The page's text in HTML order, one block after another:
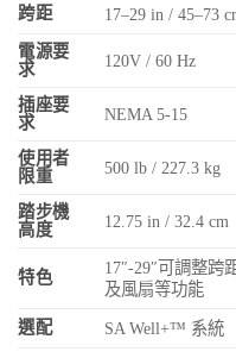
跨距
17–29 in / 45–73
電源要
求
120V / 60 Hz
插座要
求
NEMA 5-15
使用者
限重
500 lb / 227.3 kg
踏步機
高度
12.75 in / 32.4 cm
特色
17″-29″可調整跨
及風扇等功能
選配
SA Well+™ 系統